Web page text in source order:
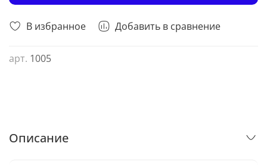
В избранное Добавить в сравнение
арт. 1005
Описание